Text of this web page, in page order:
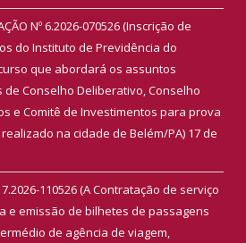
Nº 6.2026-070526 (Inscrição de
do Instituto de Previdência do
que abordará os assuntos
Conselho Deliberativo, Conselho
e Comitê de Investimentos para prova
na cidade de Belém/PA) 17 de
110526 (A Contratação de serviço
e emissão de bilhetes de passagens
de agência de viagem,